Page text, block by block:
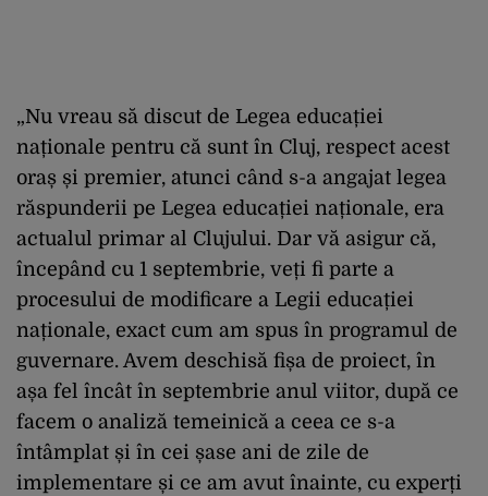
„Nu vreau să discut de Legea educației
naționale pentru că sunt în Cluj, respect acest
oraș și premier, atunci când s-a angajat legea
răspunderii pe Legea educației naționale, era
actualul primar al Clujului. Dar vă asigur că,
începând cu 1 septembrie, veți fi parte a
procesului de modificare a Legii educației
naționale, exact cum am spus în programul de
guvernare. Avem deschisă fișa de proiect, în
așa fel încât în septembrie anul viitor, după ce
facem o analiză temeinică a ceea ce s-a
întâmplat și în cei șase ani de zile de
implementare și ce am avut înainte, cu experți